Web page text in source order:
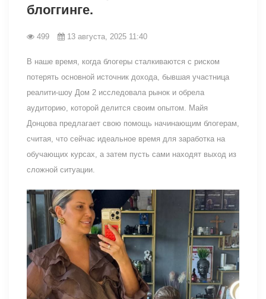
блоггинге.
499 13 августа, 2025 11:40
В наше время, когда блогеры сталкиваются с риском
потерять основной источник дохода, бывшая участница
реалити-шоу Дом 2 исследовала рынок и обрела
аудиторию, которой делится своим опытом. Майя
Донцова предлагает свою помощь начинающим блогерам,
считая, что сейчас идеальное время для заработка на
обучающих курсах, а затем пусть сами находят выход из
сложной ситуации.